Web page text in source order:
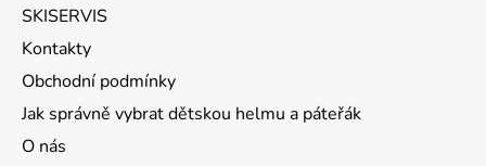
SKISERVIS
Kontakty
Obchodní podmínky
Jak správně vybrat dětskou helmu a páteřák
O nás